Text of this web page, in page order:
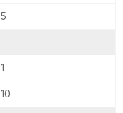
5
1
10